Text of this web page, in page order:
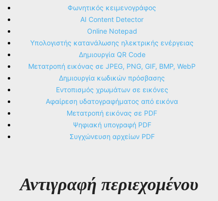
Φωνητικός κειμενογράφος
AI Content Detector
Online Notepad
Υπολογιστής κατανάλωσης ηλεκτρικής ενέργειας
Δημιουργία QR Code
Μετατροπή εικόνας σε JPEG, PNG, GIF, BMP, WebP
Δημιουργία κωδικών πρόσβασης
Εντοπισμός χρωμάτων σε εικόνες
Αφαίρεση υδατογραφήματος από εικόνα
Μετατροπή εικόνας σε PDF
Ψηφιακή υπογραφή PDF
Συγχώνευση αρχείων PDF
Αντιγραφή περιεχομένου